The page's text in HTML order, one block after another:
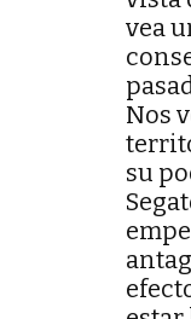
vea
Nos
su